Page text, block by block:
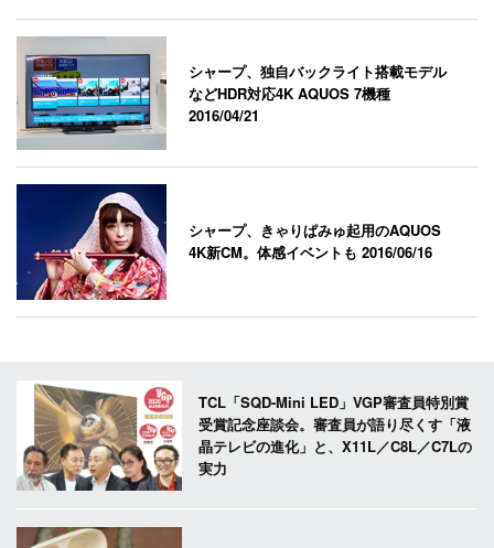
シャープ、独自バックライト搭載モデル
などHDR対応4K AQUOS 7機種
2016/04/21
シャープ、きゃりぱみゅ起用のAQUOS
4K新CM。体感イベントも2016/06/16
TCL「SQD-Mini LED」VGP審査員特別賞
受賞記念座談会。審査員が語り尽くす「液
晶テレビの進化」と、X11L／C8L／C7Lの
実力